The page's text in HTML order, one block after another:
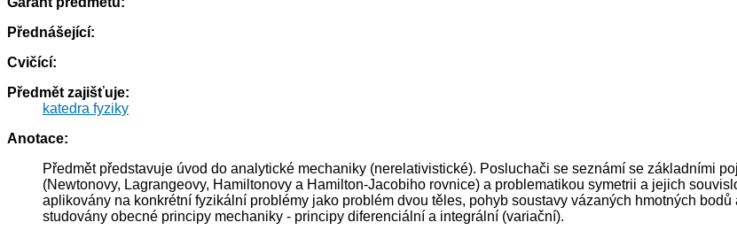
Přednášející:
Cvičící:
Předmět zajišťuje:
katedra fyziky
Anotace:
Předmět představuje úvod do analytické mechaniky (nerelativistické). Posluchači se seznámí se základními
(Newtonovy, Lagrangeovy, Hamiltonovy a Hamilton-Jacobiho rovnice) a problematikou symetrii a jejich
aplikovány na konkrétní fyzikální problémy jako problém dvou těles, pohyb soustavy vázaných hmotných
studovány obecné principy mechaniky - principy diferenciální a integrální (variační).